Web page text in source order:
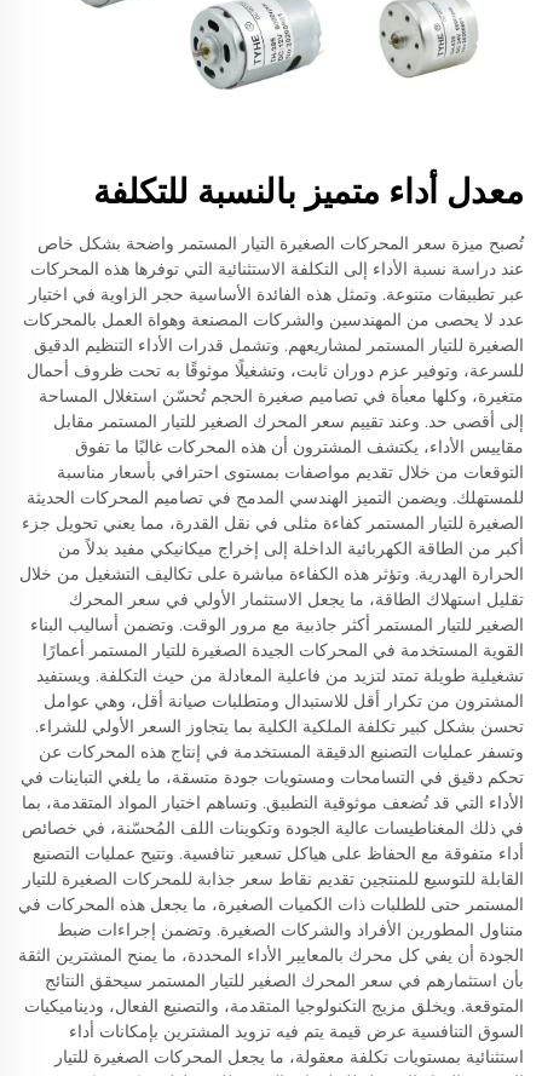
معدل أداء متميز بالنسبة للتكلفة
تُصبح ميزة سعر المحركات الصغيرة التيار المستمر واضحة بشكل خاص
عند دراسة نسبة الأداء إلى التكلفة الاستثنائية التي توفرها هذه المحركات
عبر تطبيقات متنوعة. وتمثل هذه الفائدة الأساسية حجر الزاوية في اختيار
عدد لا يحصى من المهندسين والشركات المصنعة وهواة العمل بالمحركات
الصغيرة للتيار المستمر لمشاريعهم. وتشمل قدرات الأداء التنظيم الدقيق
للسرعة، وتوفير عزم دوران ثابت، وتشغيلًا موثوقًا به تحت ظروف أحمال
متغيرة، وكلها معبأة في تصاميم صغيرة الحجم تُحسّن استغلال المساحة
إلى أقصى حد. وعند تقييم سعر المحرك الصغير للتيار المستمر مقابل
مقاييس الأداء، يكتشف المشترون أن هذه المحركات غالبًا ما تفوق
التوقعات من خلال تقديم مواصفات بمستوى احترافي بأسعار مناسبة
للمستهلك. ويضمن التميز الهندسي المدمج في تصاميم المحركات الحديثة
الصغيرة للتيار المستمر كفاءة مثلى في نقل القدرة، مما يعني تحويل جزء
أكبر من الطاقة الكهربائية الداخلة إلى إخراج ميكانيكي مفيد بدلاً من
الحرارة الهدرية. وتؤثر هذه الكفاءة مباشرة على تكاليف التشغيل من خلال
تقليل استهلاك الطاقة، ما يجعل الاستثمار الأولي في سعر المحرك
الصغير للتيار المستمر أكثر جاذبية مع مرور الوقت. وتضمن أساليب البناء
القوية المستخدمة في المحركات الجيدة الصغيرة للتيار المستمر أعمارًا
تشغيلية طويلة تمتد لتزيد من فاعلية المعادلة من حيث التكلفة. ويستفيد
المشترون من تكرار أقل للاستبدال ومتطلبات صيانة أقل، وهي عوامل
تحسن بشكل كبير تكلفة الملكية الكلية بما يتجاوز السعر الأولي للشراء.
وتسفر عمليات التصنيع الدقيقة المستخدمة في إنتاج هذه المحركات عن
تحكم دقيق في التسامحات ومستويات جودة متسقة، ما يلغي التباينات في
الأداء التي قد تُضعف موثوقية التطبيق. وتساهم اختيار المواد المتقدمة، بما
في ذلك المغناطيسات عالية الجودة وتكوينات اللف المُحسّنة، في خصائص
أداء متفوقة مع الحفاظ على هياكل تسعير تنافسية. وتتيح عمليات التصنيع
القابلة للتوسيع للمنتجين تقديم نقاط سعر جذابة للمحركات الصغيرة للتيار
المستمر حتى للطلبات ذات الكميات الصغيرة، ما يجعل هذه المحركات في
متناول المطورين الأفراد والشركات الصغيرة. وتضمن إجراءات ضبط
الجودة أن يفي كل محرك بالمعايير الأداء المحددة، ما يمنح المشترين الثقة
بأن استثمارهم في سعر المحرك الصغير للتيار المستمر سيحقق النتائج
المتوقعة. ويخلق مزيج التكنولوجيا المتقدمة، والتصنيع الفعال، وديناميكيات
السوق التنافسية عرض قيمة يتم فيه تزويد المشترين بإمكانات أداء
استثنائية بمستويات تكلفة معقولة، ما يجعل المحركات الصغيرة للتيار